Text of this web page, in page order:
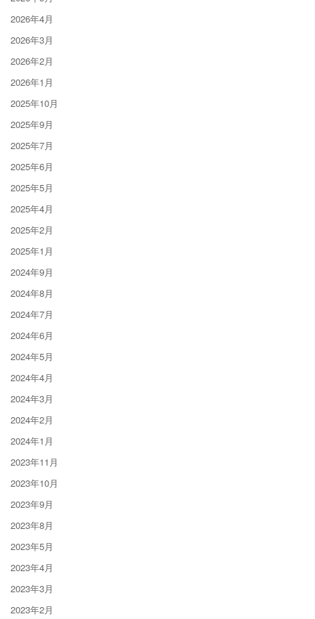
2026年4月
2026年3月
2026年2月
2026年1月
2025年10月
2025年9月
2025年7月
2025年6月
2025年5月
2025年4月
2025年2月
2025年1月
2024年9月
2024年8月
2024年7月
2024年6月
2024年5月
2024年4月
2024年3月
2024年2月
2024年1月
2023年11月
2023年10月
2023年9月
2023年8月
2023年5月
2023年4月
2023年3月
2023年2月